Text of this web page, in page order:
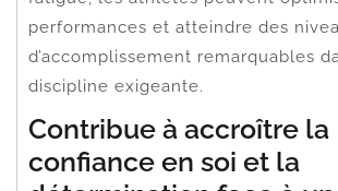
performances et atteindre des
d’accomplissement remarquables
discipline exigeante.
Contribue à accroître la
confiance en soi et la